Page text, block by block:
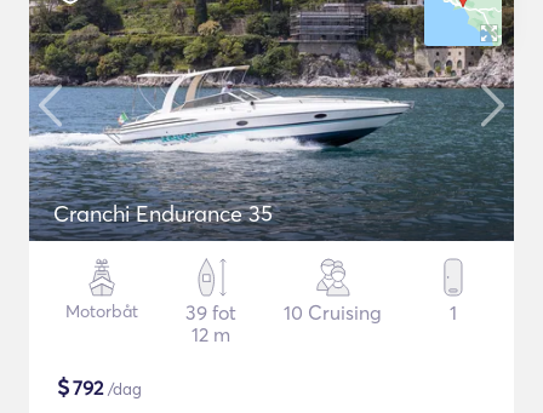
Cranchi Endurance 35
Motorbåt
39 fot
12 m
10 Cruising 1
$792/dag